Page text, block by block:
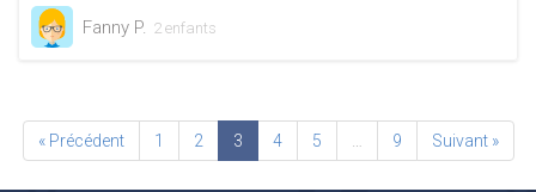
Fanny P. 2 enfants
« Précédent 1 2 3 4 5 9 Suivant »